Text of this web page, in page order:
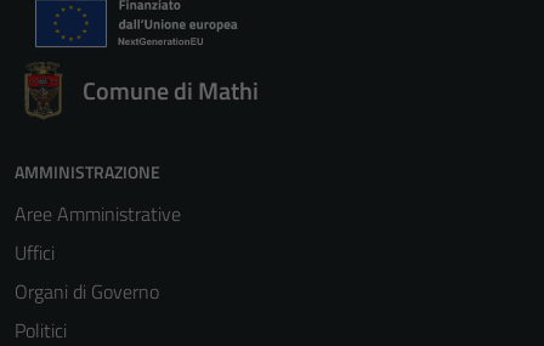
Comune di Mathi
AMMINISTRAZIONE
Aree Amministrative
Uffici
Organi di Governo
Politici